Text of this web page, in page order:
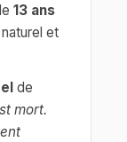
13 ans
et
de
mort.